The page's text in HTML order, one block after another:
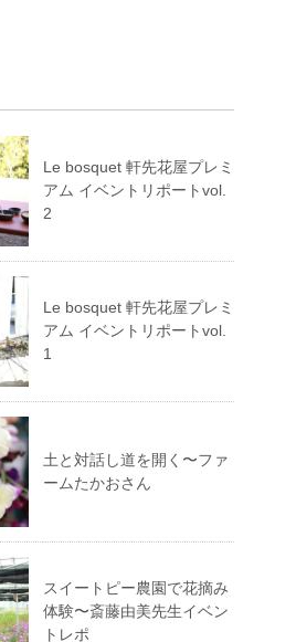
Le bosquet 軒先花屋プレミ
アム イベントリポートvol.
2
Le bosquet 軒先花屋プレミ
アム イベントリポートvol.
1
土と対話し道を開く〜ファ
ームたかおさん
スイートピー農園で花摘み
体験〜斎藤由美先生イベン
トレポ